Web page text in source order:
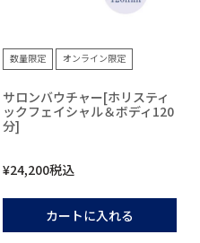
数量限定 オンライン限定
サロンバウチャー[ホリスティ
ックフェイシャル＆ボディ120
分]
¥24,200税込
カートに入れる